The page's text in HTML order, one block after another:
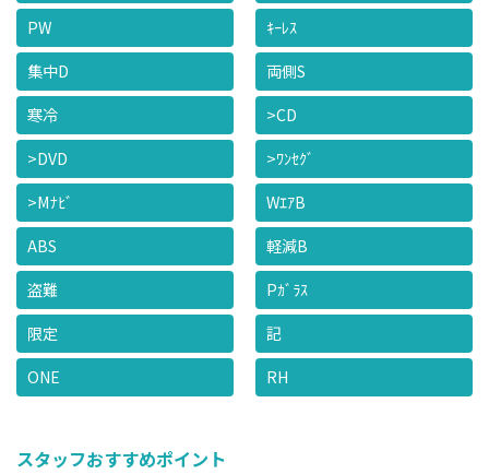
PW
ｷｰﾚｽ
集中D
両側S
寒冷
>CD
>DVD
>ﾜﾝｾｸﾞ
>Mﾅﾋﾞ
WｴｱB
ABS
軽減B
盗難
Pｶﾞﾗｽ
限定
記
ONE
RH
スタッフおすすめポイント